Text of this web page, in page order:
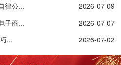
律公... 2026-07-09
子商... 2026-07-07
... 2026-07-02